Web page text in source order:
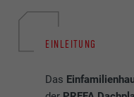
EINLEITUNG
Das